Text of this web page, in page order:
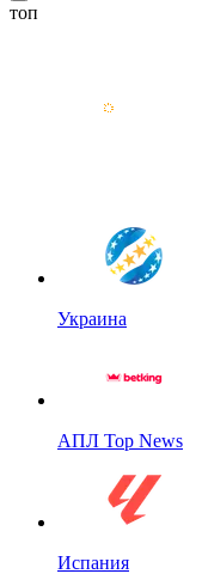
топ
Украина
АПЛ Top News
Испания